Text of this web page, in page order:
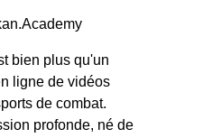
bien plus qu'un
ligne de vidéos
de combat.
profonde, né de